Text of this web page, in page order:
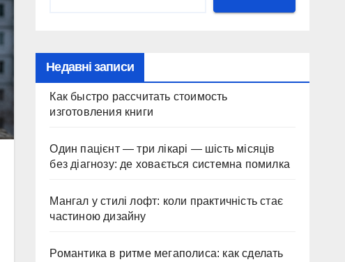
Недавні записи
Как быстро рассчитать стоимость
изготовления книги
Один пацієнт — три лікарі — шість місяців
без діагнозу: де ховається системна помилка
Мангал у стилі лофт: коли практичність стає
частиною дизайну
Романтика в ритме мегаполиса: как сделать